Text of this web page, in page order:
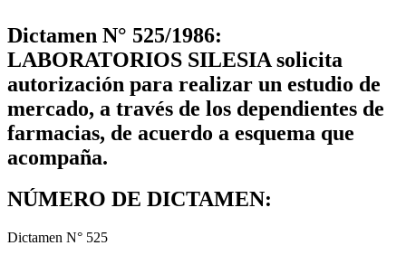
Dictamen N° 525/1986:
LABORATORIOS SILESIA solicita
autorización para realizar un estudio de
mercado, a través de los dependientes de
farmacias, de acuerdo a esquema que
acompaña.
NÚMERO DE DICTAMEN:
Dictamen N° 525